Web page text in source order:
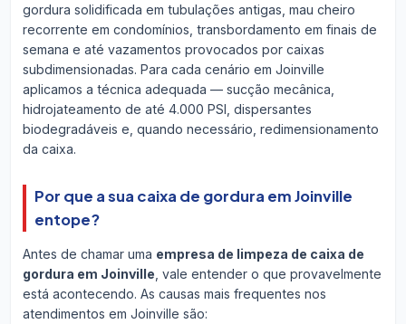
gordura solidificada em tubulações antigas, mau cheiro
recorrente em condomínios, transbordamento em finais de
semana e até vazamentos provocados por caixas
subdimensionadas. Para cada cenário em Joinville
aplicamos a técnica adequada — sucção mecânica,
hidrojateamento de até 4.000 PSI, dispersantes
biodegradáveis e, quando necessário, redimensionamento
da caixa.
Por que a sua caixa de gordura em Joinville
entope?
Antes de chamar uma empresa de limpeza de caixa de
gordura em Joinville , vale entender o que provavelmente
está acontecendo. As causas mais frequentes nos
atendimentos em Joinville são: